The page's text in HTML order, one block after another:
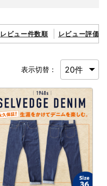
レビュー件数順 レビュー評価順
表示切替：